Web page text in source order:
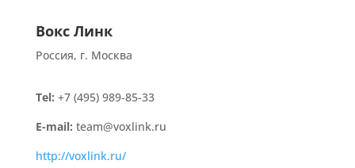
Вокс Линк
Россия, г. Москва
Tel: +7 (495) 989-85-33
E-mail: team@voxlink.ru
http://voxlink.ru/